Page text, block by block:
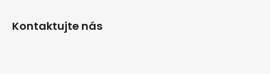
Kontaktujte nás